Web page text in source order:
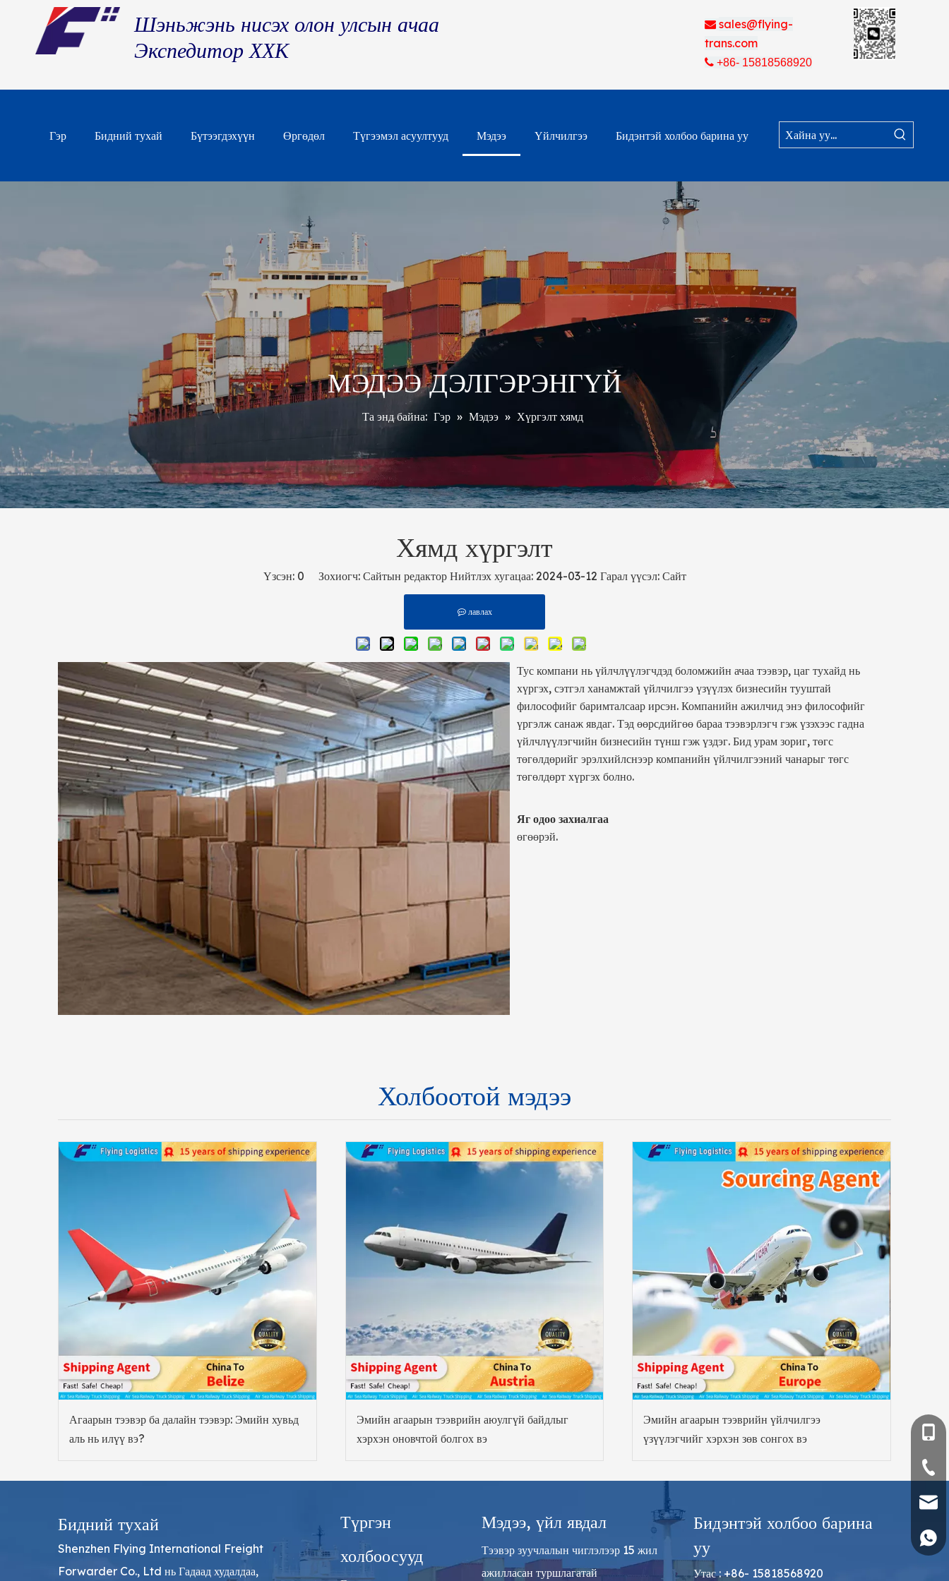
Шэньжэнь нисэх олон улсын ачаа
Экспедитор ХХК
 sales@flying-
trans.com
+86- 15818568920
Гэр Бидний тухай Бүтээгдэхүүн Өргөдөл Түгээмэл асуултууд Мэдээ Үйлчилгээ Бидэнтэй холбоо барина уу
МЭДЭЭ ДЭЛГЭРЭНГҮЙ
Та энд байна: Гэр » Мэдээ » Хүргэлт хямд
Хямд хүргэлт
Үзсэн: 0 Зохиогч: Сайтын редактор Нийтлэх хугацаа: 2024-03-12 Гарал үүсэл: Сайт
лавлах
Тус компани нь үйлчлүүлэгчдэд боломжийн ачаа тээвэр, цаг тухайд нь
хүргэх, сэтгэл ханамжтай үйлчилгээ үзүүлэх бизнесийн тууштай
философийг баримталсаар ирсэн. Компанийн ажилчид энэ философийг
үргэлж санаж явдаг. Тэд өөрсдийгөө бараа тээвэрлэгч гэж үзэхээс гадна
үйлчлүүлэгчийн бизнесийн түнш гэж үздэг. Бид урам зориг, төгс
төгөлдөрийг эрэлхийлснээр компанийн үйлчилгээний чанарыг төгс
төгөлдөрт хүргэх болно.
Яг одоо захиалгаа
өгөөрэй.
Холбоотой мэдээ
Агаарын тээвэр ба далайн тээвэр: Эмийн хувьд
аль нь илүү вэ?
Эмийн агаарын тээврийн аюулгүй байдлыг
хэрхэн оновчтой болгох вэ
Эмийн агаарын тээврийн үйлчилгээ
үзүүлэгчийг хэрхэн зөв сонгох вэ
Бидний тухай
Shenzhen Flying International Freight
Forwarder Co., Ltd нь Гадаад худалдаа,
Түргэн
холбоосууд
Мэдээ, үйл явдал
Тээвэр зуучлалын чиглэлээр 15 жил
ажилласан туршлагатай
Бидэнтэй холбоо барина
уу
Утас : +86- 15818568920
+86-
+86